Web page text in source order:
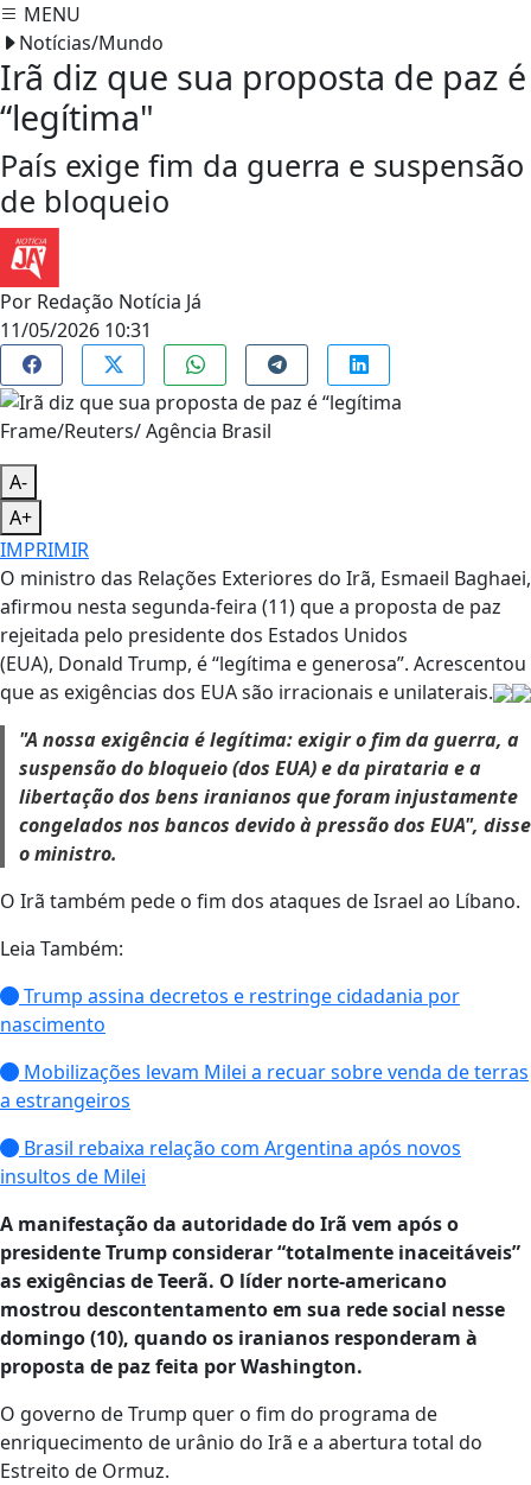
MENU
Notícias/Mundo
Irã diz que sua proposta de paz é
“legítima"
País exige fim da guerra e suspensão
de bloqueio
Por Redação Notícia Já
11/05/2026 10:31
Frame/Reuters/ Agência Brasil
A-
A+
IMPRIMIR
O ministro das Relações Exteriores do Irã, Esmaeil Baghaei,
afirmou nesta segunda-feira (11) que a proposta de paz
rejeitada pelo presidente dos Estados Unidos
(EUA), Donald Trump, é “legítima e generosa”. Acrescentou
que as exigências dos EUA são irracionais e unilaterais.
"A nossa exigência é legítima: exigir o fim da guerra, a
suspensão do bloqueio (dos EUA) e da pirataria e a
libertação dos bens iranianos que foram injustamente
congelados nos bancos devido à pressão dos EUA", disse
o ministro.
O Irã também pede o fim dos ataques de Israel ao Líbano.
Leia Também:
Trump assina decretos e restringe cidadania por
nascimento
Mobilizações levam Milei a recuar sobre venda de terras
a estrangeiros
Brasil rebaixa relação com Argentina após novos
insultos de Milei
A manifestação da autoridade do Irã vem após o
presidente Trump considerar “totalmente inaceitáveis”
as exigências de Teerã. O líder norte-americano
mostrou descontentamento em sua rede social nesse
domingo (10), quando os iranianos responderam à
proposta de paz feita por Washington.
O governo de Trump quer o fim do programa de
enriquecimento de urânio do Irã e a abertura total do
Estreito de Ormuz.